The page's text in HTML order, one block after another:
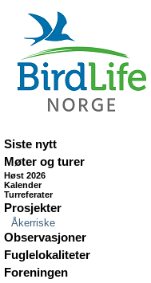
Siste nytt
Møter og turer
Høst 2026
Kalender
Turreferater
Prosjekter
Åkerriske
Observasjoner
Fuglelokaliteter
Foreningen